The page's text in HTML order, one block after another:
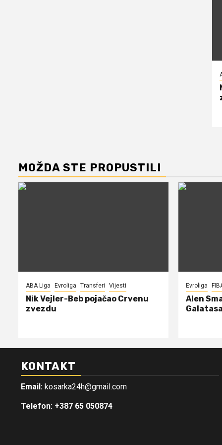
MOŽDA STE PROPUSTILI
ABA Liga Evroliga Transferi Vijesti
Nik Vejler-Beb pojačao Crvenu
zvezdu
Evroliga
Alen
KONTAKT
Email: kosarka24h@gmail.com
Telefon: +387 65 050874